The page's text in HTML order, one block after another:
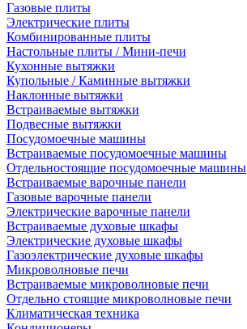
Газовые плиты
Электрические плиты
Комбинированные плиты
Настольные плиты / Мини-печи
Кухонные вытяжки
Купольные / Каминные вытяжки
Наклонные вытяжки
Встраиваемые вытяжки
Подвесные вытяжки
Посудомоечные машины
Встраиваемые посудомоечные машины
Отдельностоящие посудомоечные машины
Встраиваемые варочные панели
Газовые варочные панели
Электрические варочные панели
Встраиваемые духовые шкафы
Электрические духовые шкафы
Газоэлектрические духовые шкафы
Микроволновые печи
Встраиваемые микроволновые печи
Отдельно стоящие микроволновые печи
Климатическая техника